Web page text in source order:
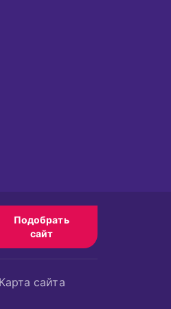
Подобрать
сайт
Карта сайта